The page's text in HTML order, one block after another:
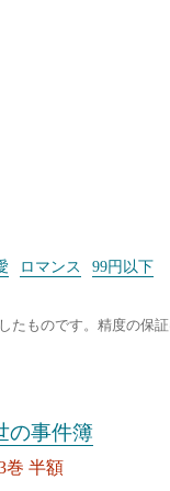
ロマンス
99円以下
ものです。精度の保証
の事件簿
巻 半額